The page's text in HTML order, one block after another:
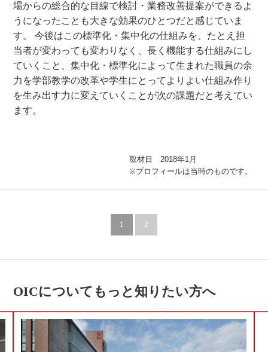
場からの総合的な目線で検討・業務改善提案ができるよ
うになったことも大きな効果のひとつだと感じていま
す。 今後はこの標準化・集中化の仕組みを、たとえ担
当者が変わっても変わりなく、長く機能する仕組みにし
ていくこと、集中化・標準化によって生まれた職員の余
力を学部教学の改革や学生にとってよりよい仕組み作り
を生み出す力に変えていくことが次の課題だと考えてい
ます。
取材日 2018年1月
※プロフィールは当時のものです。
1 2
OICについてもっと知りたい方へ